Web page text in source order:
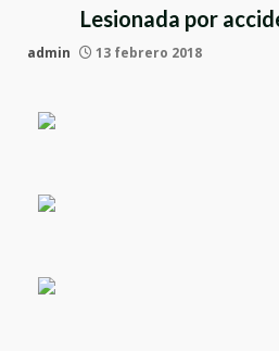
Lesionada por
admin 13 febrero 2018